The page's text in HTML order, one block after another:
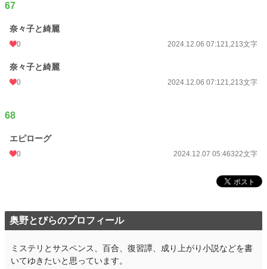
67
奈々子と綺麗
0 2024.12.06 07:121,213文字
奈々子と綺麗
0 2024.12.06 07:121,213文字
68
エピローグ
0 2024.12.07 05:46322文字
奥野とびらのプロフィール
ミステリとサスペンス、百合、復習譚、成り上がり小説などを書
いてゆきたいと思っています。